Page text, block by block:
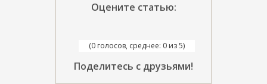
Оцените статью:
(0 голосов, среднее: 0 из 5)
Поделитесь с друзьями!